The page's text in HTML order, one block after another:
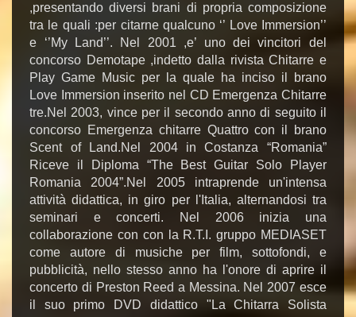
,presentando diversi brani di propria composizione
tra le quali :per citarne qualcuno ‘’ Love Immersion’’
e ‘’My Land’’. Nel 2001 ,e’ uno dei vincitori del
concorso Demotape ,indetto dalla rivista Chitarre e
Play Game Music per la quale ha inciso il brano
Love Immersion inserito nel CD Emergenza Chitarre
tre.Nel 2003, vince per il secondo anno di seguito il
concorso Emergenza chitarre Quattro con il brano
Scent of Land.Nel 2004 in Costanza “Romania”
Riceve il Diploma “The Best Guitar Solo Player
Romania 2004”.Nel 2005 intraprende un'intensa
attività didattica, in giro per l'Italia, alternandosi tra
seminari e concerti. Nel 2006 inizia una
collaborazione con con la R.T.I. gruppo MEDIASET
come autore di musiche per film, sottofondi, e
pubblicità, nello stesso anno ha l'onore di aprire il
concerto di Preston Reed a Messina. Nel 2007 esce
il suo primo DVD didattico "La Chitarra Solista